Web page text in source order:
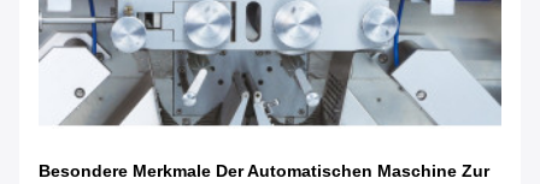
Besondere Merkmale Der Automatischen Maschine Zur